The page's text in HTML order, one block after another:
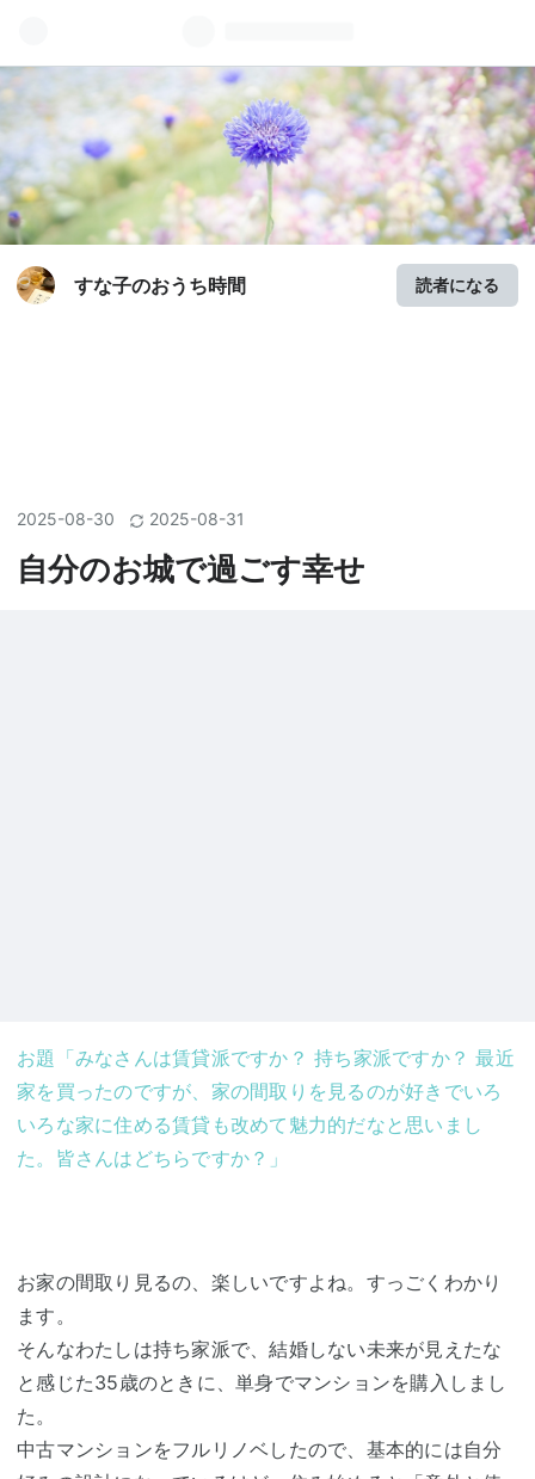
すな子のおうち時間 読者になる
2025-08-30 2025-08-31
自分のお城で過ごす幸せ
お題「みなさんは賃貸派ですか？ 持ち家派ですか？ 最近
家を買ったのですが、家の間取りを見るのが好きでいろ
いろな家に住める賃貸も改めて魅力的だなと思いまし
た。皆さんはどちらですか？」
お家の間取り見るの、楽しいですよね。すっごくわかり
ます。
そんなわたしは持ち家派で、結婚しない未来が見えたな
と感じた35歳のときに、単身でマンションを購入しまし
た。
中古マンションをフルリノベしたので、基本的には自分